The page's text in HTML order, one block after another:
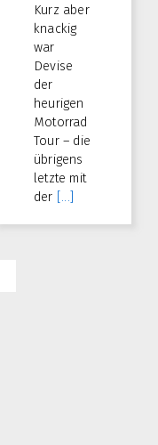
Kurz aber
knackig
war
Devise
der
heurigen
Motorrad
Tour – die
übrigens
letzte mit
der
[...]